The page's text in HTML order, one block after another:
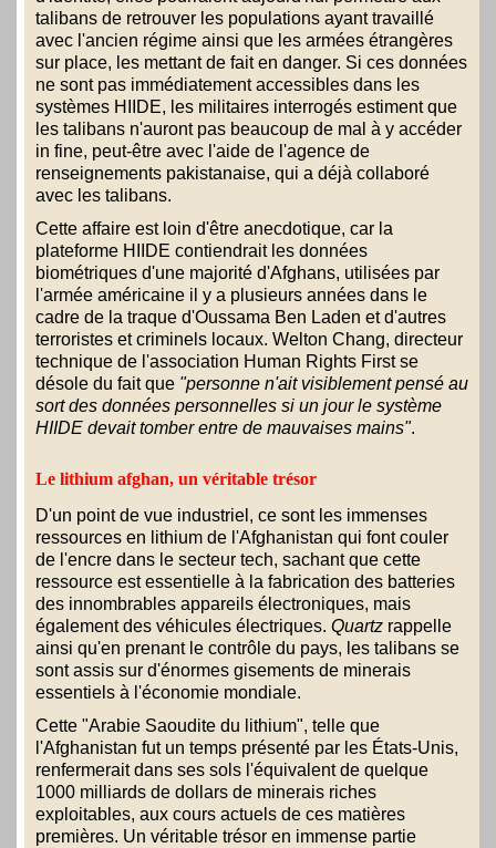
talibans de retrouver les populations ayant travaillé
avec l'ancien régime ainsi que les armées étrangères
sur place, les mettant de fait en danger. Si ces données
ne sont pas immédiatement accessibles dans les
systèmes HIIDE, les militaires interrogés estiment que
les talibans n'auront pas beaucoup de mal à y accéder
in fine, peut-être avec l'aide de l'agence de
renseignements pakistanaise, qui a déjà collaboré
avec les talibans.
Cette affaire est loin d'être anecdotique, car la
plateforme HIIDE contiendrait les données
biométriques d'une majorité d'Afghans, utilisées par
l'armée américaine il y a plusieurs années dans le
cadre de la traque d'Oussama Ben Laden et d'autres
terroristes et criminels locaux. Welton Chang, directeur
technique de l'association Human Rights First se
désole du fait que "personne n'ait visiblement pensé au
sort des données personnelles si un jour le système
HIIDE devait tomber entre de mauvaises mains".
Le lithium afghan, un véritable trésor
D'un point de vue industriel, ce sont les immenses
ressources en lithium de l'Afghanistan qui font couler
de l'encre dans le secteur tech, sachant que cette
ressource est essentielle à la fabrication des batteries
des innombrables appareils électroniques, mais
également des véhicules électriques. Quartz rappelle
ainsi qu'en prenant le contrôle du pays, les talibans se
sont assis sur d'énormes gisements de minerais
essentiels à l'économie mondiale.
Cette "Arabie Saoudite du lithium", telle que
l'Afghanistan fut un temps présenté par les États-Unis,
renfermerait dans ses sols l'équivalent de quelque
1000 milliards de dollars de minerais riches
exploitables, aux cours actuels de ces matières
premières. Un véritable trésor en immense partie